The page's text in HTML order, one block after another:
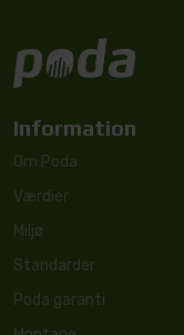
Information
Om Poda
Værdier
Miljø
Standarder
Poda garanti